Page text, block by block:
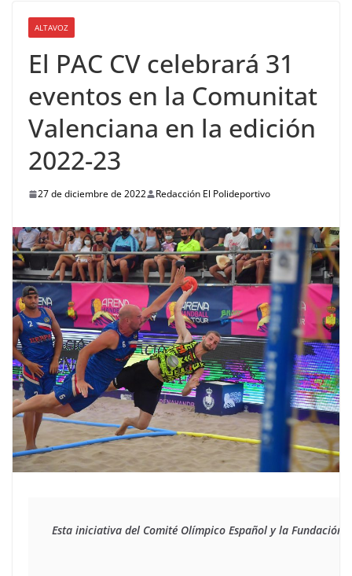
ALTAVOZ
El PAC CV celebrará 31
eventos en la Comunitat
Valenciana en la edición
2022-23
27 de diciembre de 2022 Redacción El Polideportivo
Esta iniciativa del Comité Olímpico Español y la